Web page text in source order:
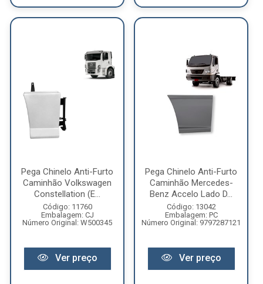
Pega Chinelo Anti-Furto
Caminhão Volkswagen
Constellation (E...
Código: 11760
Embalagem: CJ
Número Original: W500345
Ver preço
Pega Chinelo Anti-Furto
Caminhão Mercedes-
Benz Accelo Lado D...
Código: 13042
Embalagem: PC
Número Original: 9797287121
Ver preço